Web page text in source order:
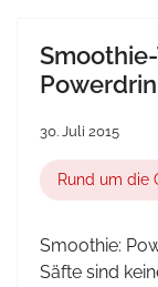
30. Juli 2015
Rund um die
Smoothie:
Säfte sind